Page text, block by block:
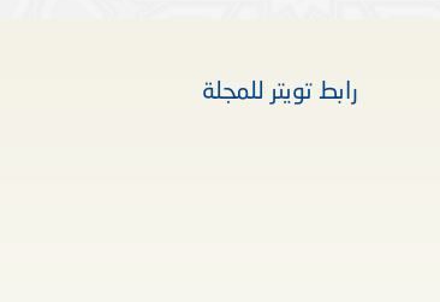
رابط تويتر للمجلة